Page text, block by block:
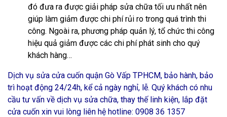
đó đưa ra được giải pháp sửa chữa tối ưu nhất nên
giúp làm giảm được chi phí rủi ro trong quá trình thi
công. Ngoài ra, phương pháp quản lý, tổ chức thi công
hiệu quả giảm được các chi phí phát sinh cho quý
khách hàng…
Dịch vụ sửa cửa cuốn quận Gò Vấp TPHCM, bảo hành, bảo
trì hoạt động 24/24h, kể cả ngày nghỉ, lễ. Quý khách có nhu
cầu tư vấn về dịch vụ sửa chữa, thay thế linh kiện, lắp đặt
cửa cuốn xin vui lòng liên hệ hotline: 0908 36 1357